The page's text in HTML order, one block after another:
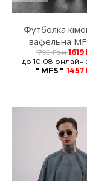
Футболка
вафельна
1799 Грн.
до 10.08 онлайн
" MFS " 1457